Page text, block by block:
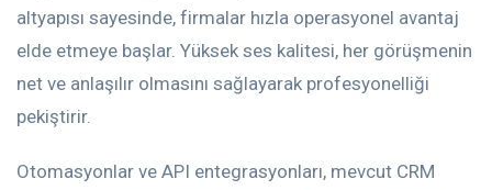
altyapısı sayesinde, firmalar hızla operasyonel avantaj
elde etmeye başlar. Yüksek ses kalitesi, her görüşmenin
net ve anlaşılır olmasını sağlayarak profesyonelliği
pekiştirir.
Otomasyonlar ve API entegrasyonları, mevcut CRM